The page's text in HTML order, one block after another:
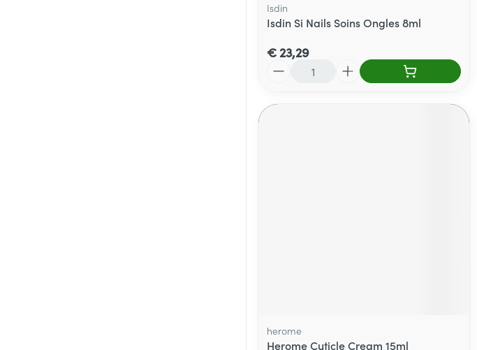
Isdin
Isdin Si Nails Soins Ongles 8ml
€ 23,29
herome
Herome Cuticle Cream 15ml